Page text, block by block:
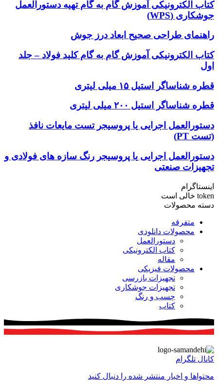
کتاب الکترونیکی آموزش گام به گام تهیه دستورالعمل
جوشکاری (WPS)
راهنمای طراحی صحیح ابعاد درز جوش
کتاب الکترونیکی آموزش گام به گام کلید فولاد – جلد
اول
قطره شناساگر استیل ۱۵ میلی لیتری
قطره شناساگر استیل ۲۰۰ میلی لیتری
دستورالعمل اجرایی یا پروسیجر تست مایعات نافذ
(تست PT)
دستورالعمل اجرایی یا پروسیجر رنگ سازه های فولادی و
تجهیزات صنعتی
اینستاگرام
token خالی است
دسته محصولات
متفرقه
محصولات دانلودی
دستورالعمل
کتاب الکترونیکی
مقاله
محصولات فیزیکی
تجهیزات بازرسی
تجهیزات جوشکاری
چسب و رنگ
کتاب
کانال تلگرام
محتواها و اخبار منتشر شده را دنبال کنید